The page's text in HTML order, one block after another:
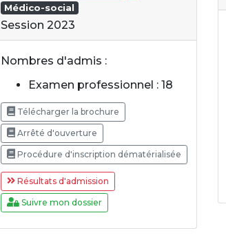
Médico-social
Session 2023
Nombres d'admis :
Examen professionnel : 18
Télécharger la brochure
Arrêté d'ouverture
Procédure d'inscription dématérialisée
Résultats d'admission
Suivre mon dossier